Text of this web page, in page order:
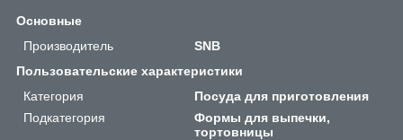
Основные
Производитель
SNB
Пользовательские характеристики
Категория
Посуда для приготовления
Подкатегория
Формы для выпечки,
тортовницы